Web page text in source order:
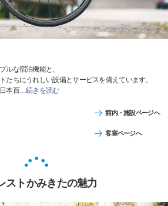
ルな宿泊機能と、
たちにうれしい設備とサービスを備えています。
本百…続きを読む
館内・施設ページへ
客室ページへ
ストかみきたの魅力